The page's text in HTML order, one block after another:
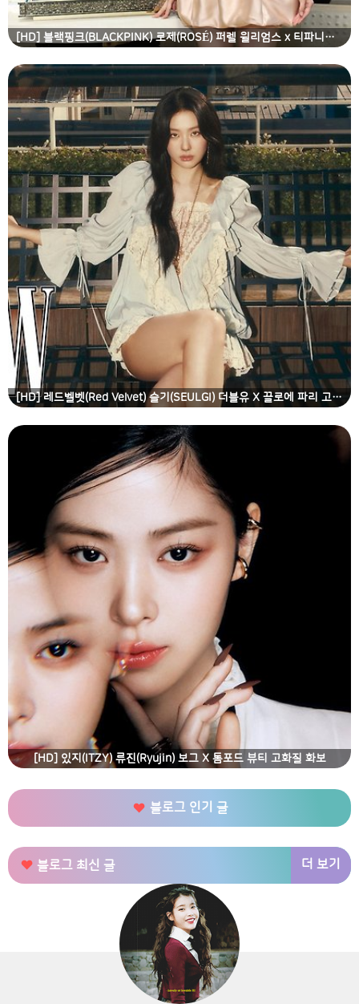
[HD] 블랙핑크(BLACKPINK) 로제(ROSÉ) 퍼렐 윌리엄스 x 티파니앤코 타이탄 컬렉션 론칭행사 고화질 화보
[HD] 레드벨벳(Red Velvet) 슬기(SEULGI) 더블유 X 끌로에 파리 고화질 화보
[HD] 있지(ITZY) 류진(Ryujin) 보그 X 톰포드 뷰티 고화질 화보
블로그 인기 글
블로그 최신 글 더 보기